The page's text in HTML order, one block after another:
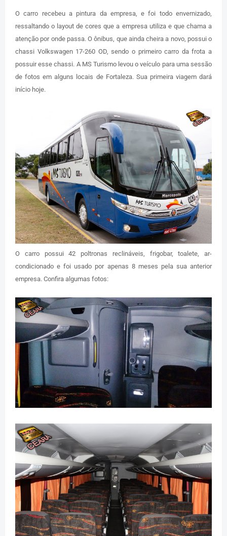
O carro recebeu a pintura da empresa, e foi todo envernizado,
ressaltando o layout de cores que a empresa utiliza e que chama a
atenção por onde passa. O ônibus, que ainda cheira a novo, possui o
chassi Volkswagen 17-260 OD, sendo o primeiro carro da frota a
possuir esse chassi. A MS Turismo levou o veículo para uma sessão
de fotos em alguns locais de Fortaleza. Sua primeira viagem dará
início hoje.
O carro possui 42 poltronas reclináveis, frigobar, toalete, ar-
condicionado e foi usado por apenas 8 meses pela sua anterior
empresa. Confira algumas fotos: